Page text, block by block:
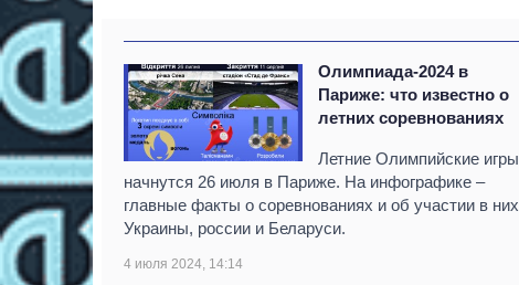
Олимпиада-2024 в
Париже: что известно о
летних соревнованиях
Летние Олимпийские игры
начнутся 26 июля в Париже. На инфографике –
главные факты о соревнованиях и об участии в них
Украины, россии и Беларуси.
4 июля 2024, 14:14